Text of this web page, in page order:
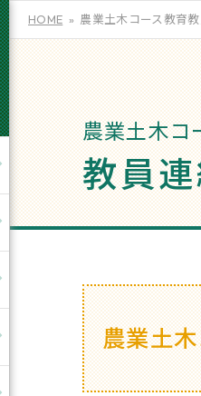
HOME 農業土木コース教育
農業土木コ
教員
農業土